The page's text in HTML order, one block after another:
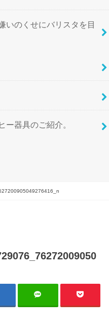
いのくせにバリスタを目
ー器具のご紹介。